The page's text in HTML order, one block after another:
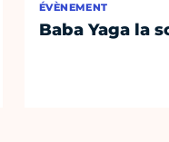
ÉVÈNEMENT
Baba Yaga la